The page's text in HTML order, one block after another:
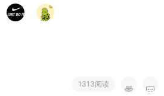
1313阅读